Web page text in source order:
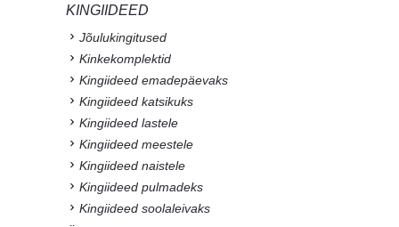
KINGIIDEED
Jõulukingitused
Kinkekomplektid
Kingiideed emadepäevaks
Kingiideed katsikuks
Kingiideed lastele
Kingiideed meestele
Kingiideed naistele
Kingiideed pulmadeks
Kingiideed soolaleivaks